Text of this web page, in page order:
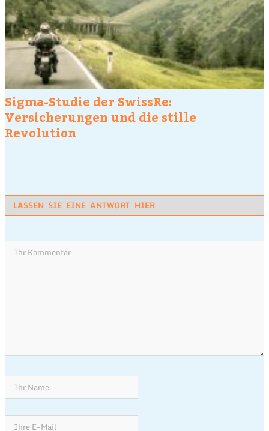
Sigma-Studie der SwissRe:
Versicherungen und die stille
Revolution
LASSEN SIE EINE ANTWORT HIER